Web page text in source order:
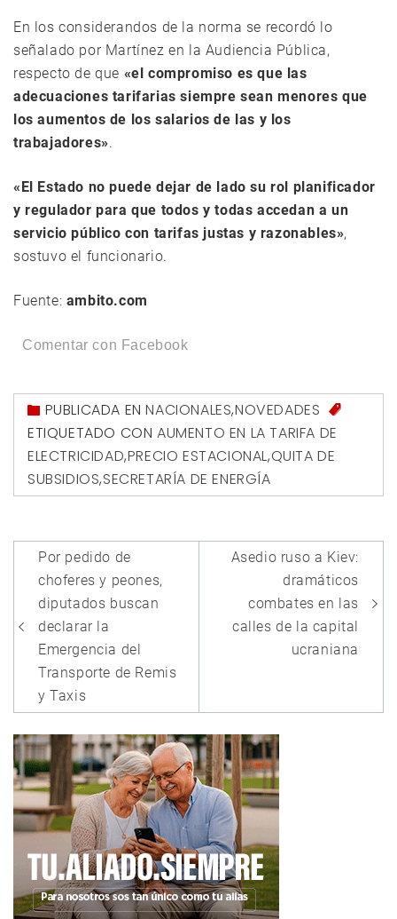
En los considerandos de la norma se recordó lo
señalado por Martínez en la Audiencia Pública,
respecto de que «el compromiso es que las
adecuaciones tarifarias siempre sean menores que
los aumentos de los salarios de las y los
trabajadores».
«El Estado no puede dejar de lado su rol planificador
y regulador para que todos y todas accedan a un
servicio público con tarifas justas y razonables»,
sostuvo el funcionario.
Fuente: ambito.com
Comentar con Facebook
PUBLICADA ENNACIONALES,NOVEDADES
ETIQUETADO CON AUMENTO EN LA TARIFA DE
ELECTRICIDAD,PRECIO ESTACIONAL,QUITA DE
SUBSIDIOS,SECRETARÍA DE ENERGÍA
Navegación
de
entradas
Por pedido de
choferes y peones,
diputados buscan
declarar la
Emergencia del
Transporte de Remis
y Taxis
Asedio ruso a Kiev:
dramáticos
combates en las
calles de la capital
ucraniana